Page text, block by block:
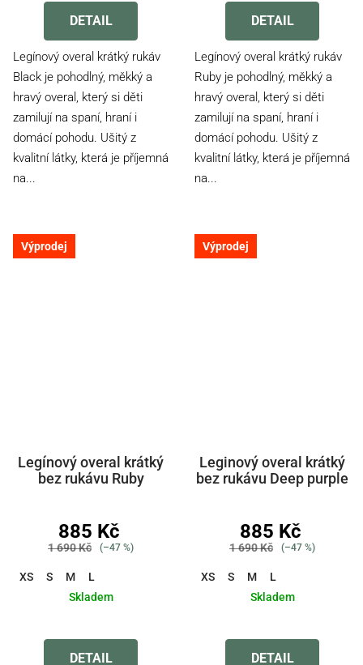
DETAIL
Legínový overal krátký rukáv
Black je pohodlný, měkký a
hravý overal, který si děti
zamilují na spaní, hraní i
domácí pohodu. Ušitý z
kvalitní látky, která je příjemná
na...
DETAIL
Legínový overal krátký rukáv
Ruby je pohodlný, měkký a
hravý overal, který si děti
zamilují na spaní, hraní i
domácí pohodu. Ušitý z
kvalitní látky, která je příjemná
na...
Výprodej
Legínový overal krátký
bez rukávu Ruby
885 Kč
1 690 Kč (–47 %)
XS S M
L
Skladem
DETAIL
Výprodej
Leginový overal krátký
bez rukávu Deep purple
885 Kč
1 690 Kč (–47 %)
XS S M
L
Skladem
DETAIL